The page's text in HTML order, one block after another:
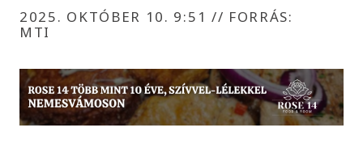
2025. OKTÓBER 10. 9:51 // FORRÁS:
MTI